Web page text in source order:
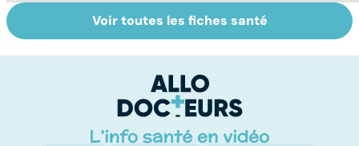
Gynéco : un suivi
pour la vie
Cancer du sein :
toutes
Voir toutes les fiches santé